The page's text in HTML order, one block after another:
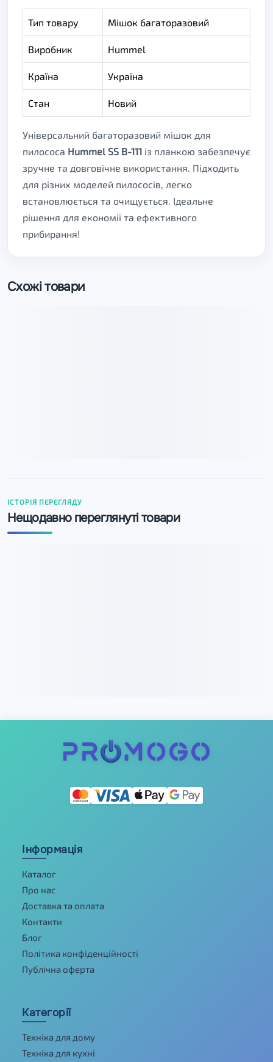
Тип товару Мішок багаторазовий
Виробник Hummel
Країна Україна
Стан Новий
Універсальний багаторазовий мішок для
пилососа Hummel SS B-111 із планкою забезпечує
зручне та довговічне використання. Підходить
для різних моделей пилососів, легко
встановлюється та очищується. Ідеальне
рішення для економії та ефективного
прибирання!
Схожі товари
ІСТОРІЯ ПЕРЕГЛЯДУ
Нещодавно переглянуті товари
Інформація
Каталог
Про нас
Доставка та оплата
Контакти
Блог
Політика конфіденційності
Публічна оферта
Категорії
Техніка для дому
Техніка для кухні